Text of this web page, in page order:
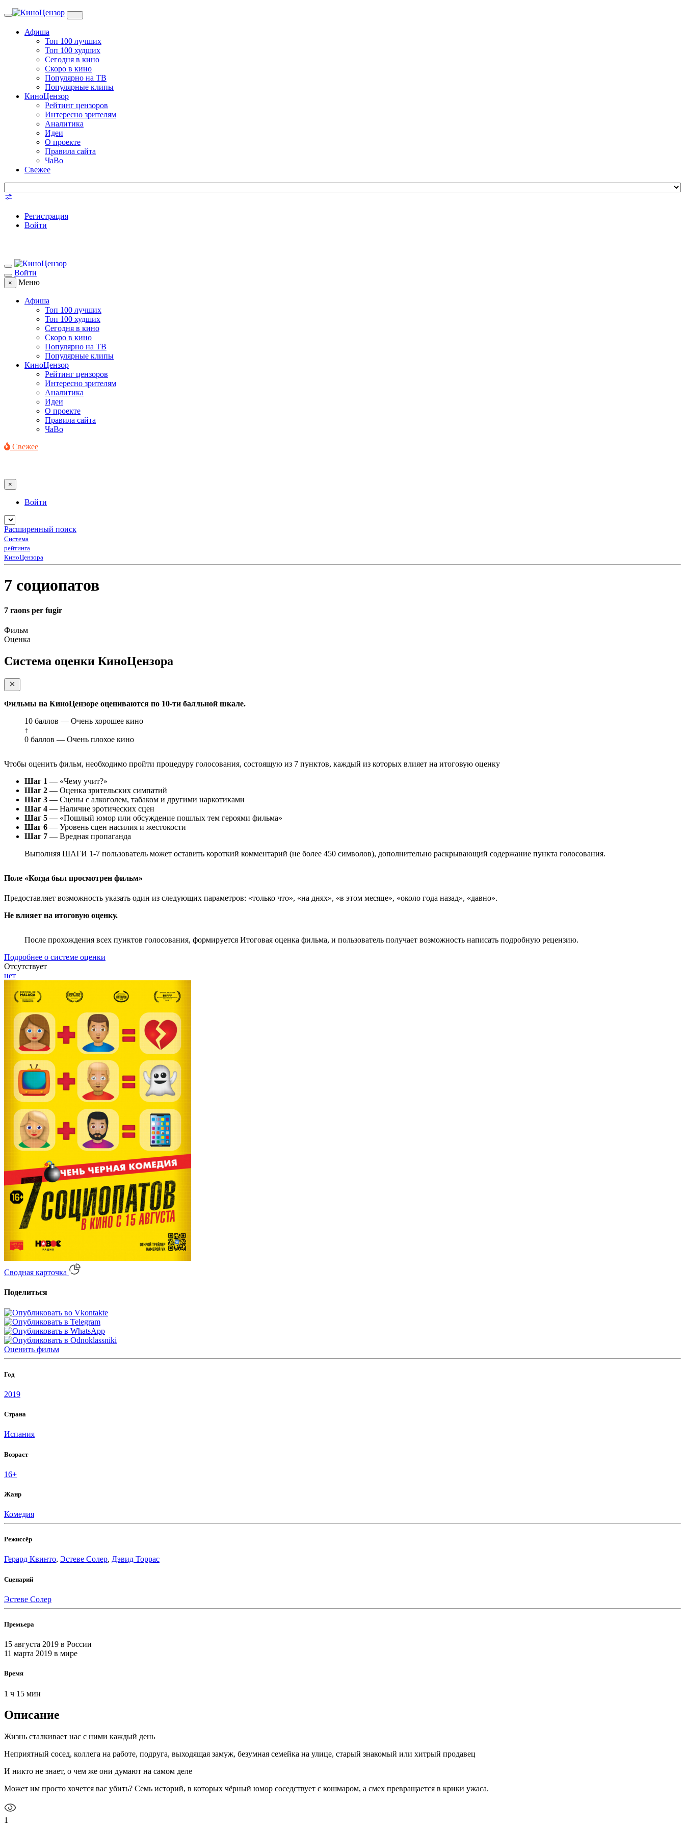
Toggle
Афиша
Топ 100 лучших
Топ 100 худших
Сегодня в кино
Скоро в кино
Популярно на ТВ
Популярные клипы
КиноЦензор
Рейтинг цензоров
Интересно зрителям
Аналитика
Идеи
О проекте
Правила сайта
ЧаВо
Свежее
Регистрация
Войти
Войти
× Меню
Афиша
Топ 100 лучших
Топ 100 худших
Сегодня в кино
Скоро в кино
Популярно на ТВ
Популярные клипы
КиноЦензор
Рейтинг цензоров
Интересно зрителям
Аналитика
Идеи
О проекте
Правила сайта
ЧаВо
Свежее
×
Войти
Расширенный поиск
Система
рейтинга
КиноЦензора
7 социопатов
7 raons per fugir
Фильм
Оценка
Система оценки КиноЦензора
Фильмы на КиноЦензоре оцениваются по 10-ти балльной шкале.
10 баллов — Очень хорошее кино
↑
0 баллов — Очень плохое кино
Чтобы оценить фильм, необходимо пройти процедуру голосования, состоящую из 7 пунктов, каждый из которых влияет на итоговую оценку
Шаг 1 — «Чему учит?»
Шаг 2 — Оценка зрительских симпатий
Шаг 3 — Сцены с алкоголем, табаком и другими наркотиками
Шаг 4 — Наличие эротических сцен
Шаг 5 — «Пошлый юмор или обсуждение пошлых тем героями фильма»
Шаг 6 — Уровень сцен насилия и жестокости
Шаг 7 — Вредная пропаганда
Выполняя ШАГИ 1-7 пользователь может оставить короткий комментарий (не более 450 символов), дополнительно раскрывающий содержание пункта голосования.
Поле «Когда был просмотрен фильм»
Предоставляет возможность указать один из следующих параметров: «только что», «на днях», «в этом месяце», «около года назад», «давно».
Не влияет на итоговую оценку.
После прохождения всех пунктов голосования, формируется Итоговая оценка фильма, и пользователь получает возможность написать подробную рецензию.
Подробнее о системе оценки
Отсутствует
нет
Сводная карточка
Поделиться
Оценить фильм
Год
2019
Страна
Испания
Возраст
16+
Жанр
Комедия
Режиссёр
Герард Квинто, Эстеве Солер, Дэвид Торрас
Сценарий
Эстеве Солер
Премьера
15 августа 2019 в России
11 марта 2019 в мире
Время
1 ч 15 мин
Описание
Жизнь сталкивает нас с ними каждый день
Неприятный сосед, коллега на работе, подруга, выходящая замуж, безумная семейка на улице, старый знакомый или хитрый продавец
И никто не знает, о чем же они думают на самом деле
Может им просто хочется вас убить? Семь историй, в которых чёрный юмор соседствует с кошмаром, а смех превращается в крики ужаса.
1